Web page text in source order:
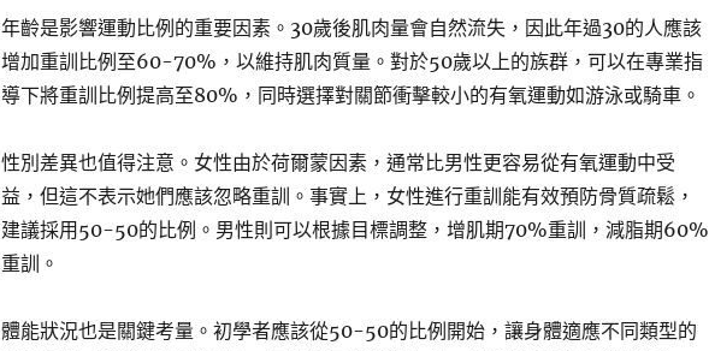
年齡是影響運動比例的重要因素。30歲後肌肉量會自然流失，因此年過30的人應該
增加重訓比例至60-70%，以維持肌肉質量。對於50歲以上的族群，可以在專業指
導下將重訓比例提高至80%，同時選擇對關節衝擊較小的有氧運動如游泳或騎車。
性別差異也值得注意。女性由於荷爾蒙因素，通常比男性更容易從有氧運動中受
益，但這不表示她們應該忽略重訓。事實上，女性進行重訓能有效預防骨質疏鬆，
建議採用50-50的比例。男性則可以根據目標調整，增肌期70%重訓，減脂期60%
重訓。
體能狀況也是關鍵考量。初學者應該從50-50的比例開始，讓身體適應不同類型的